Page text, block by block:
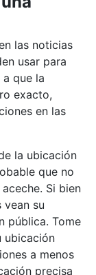
las noticias
usar para
que la
exacto,
en las
la ubicación
que no
Si bien
vean su
pública. Tome
ubicación
a menos
precisa